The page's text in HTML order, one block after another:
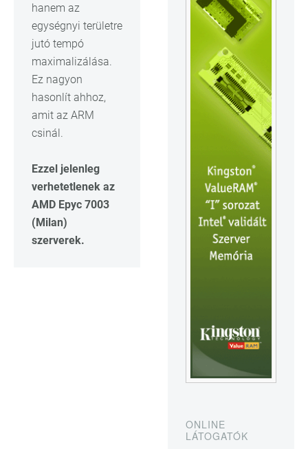
hanem az
egységnyi területre
jutó tempó
maximalizálása.
Ez nagyon
hasonlít ahhoz,
amit az ARM
csinál.
Ezzel jelenleg
verhetetlenek az
AMD Epyc 7003
(Milan)
szerverek.
ONLINE
LÁTOGATÓK